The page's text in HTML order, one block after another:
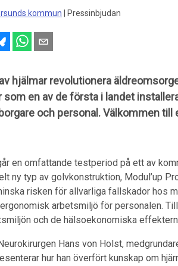
kommun Pressinbjudan
hjälmar revolutionera
en av de första i landet
och personal. Välkommen till
en omfattande testperiod på ett av
ny typ av golvkonstruktion, Modul’up
risken för allvarliga fallskador hos
arbetsmiljö för personalen.
och de hälsoekonomiska
Hans von Holst,
hur han överfört kunskap om